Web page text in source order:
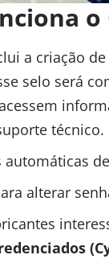
a criação
selo será
técnico.
automáticas
alterar